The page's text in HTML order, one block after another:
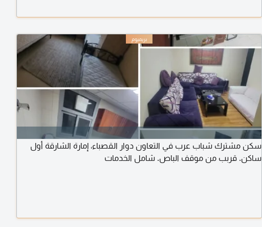
سكن مشترك شباب عرب في التعاون دوار القصباء، إمارة الشارقة أول
ساكن. قربب من موقف الباص. شامل الخدمات